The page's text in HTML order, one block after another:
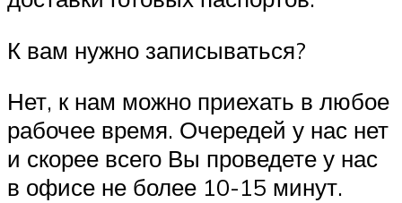
К вам нужно записываться?
Нет, к нам можно приехать в любое
рабочее время. Очередей у нас нет
и скорее всего Вы проведете у нас
в офисе не более 10-15 минут.